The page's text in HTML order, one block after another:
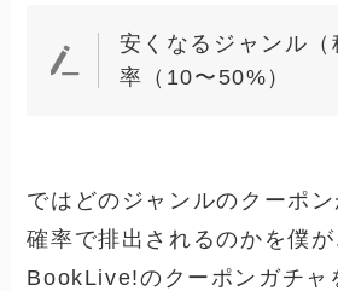
安くなるジャンル（
率（10〜50%）
ではどのジャンルのクーポ
確率で排出されるのかを僕
BookLive!のクーポンガチャ